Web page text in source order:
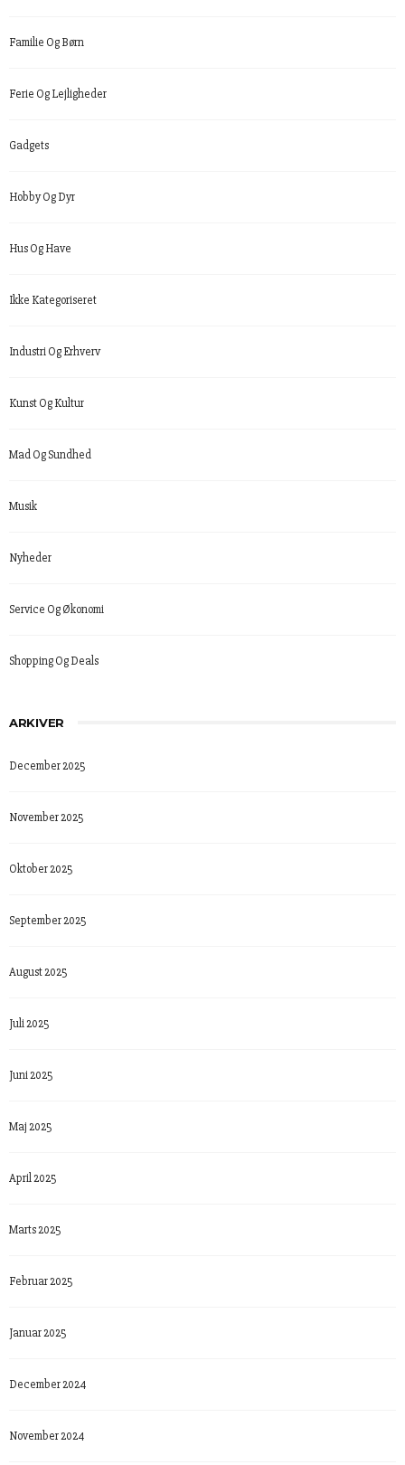
Familie Og Børn
Ferie Og Lejligheder
Gadgets
Hobby Og Dyr
Hus Og Have
Ikke Kategoriseret
Industri Og Erhverv
Kunst Og Kultur
Mad Og Sundhed
Musik
Nyheder
Service Og Økonomi
Shopping Og Deals
ARKIVER
December 2025
November 2025
Oktober 2025
September 2025
August 2025
Juli 2025
Juni 2025
Maj 2025
April 2025
Marts 2025
Februar 2025
Januar 2025
December 2024
November 2024